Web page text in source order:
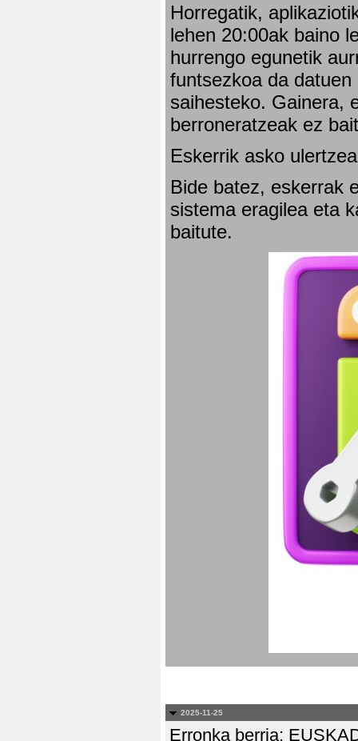
Horregatik,
lehen 20:00ak baino
hurrengo egunetik
funtsezkoa da
saihesteko. Gainera,
berroneratzeak ez
Eskerrik asko
Bide batez, eskerrak
sistema eragilea eta
baitute.
2025-11-25
Erronka berria: